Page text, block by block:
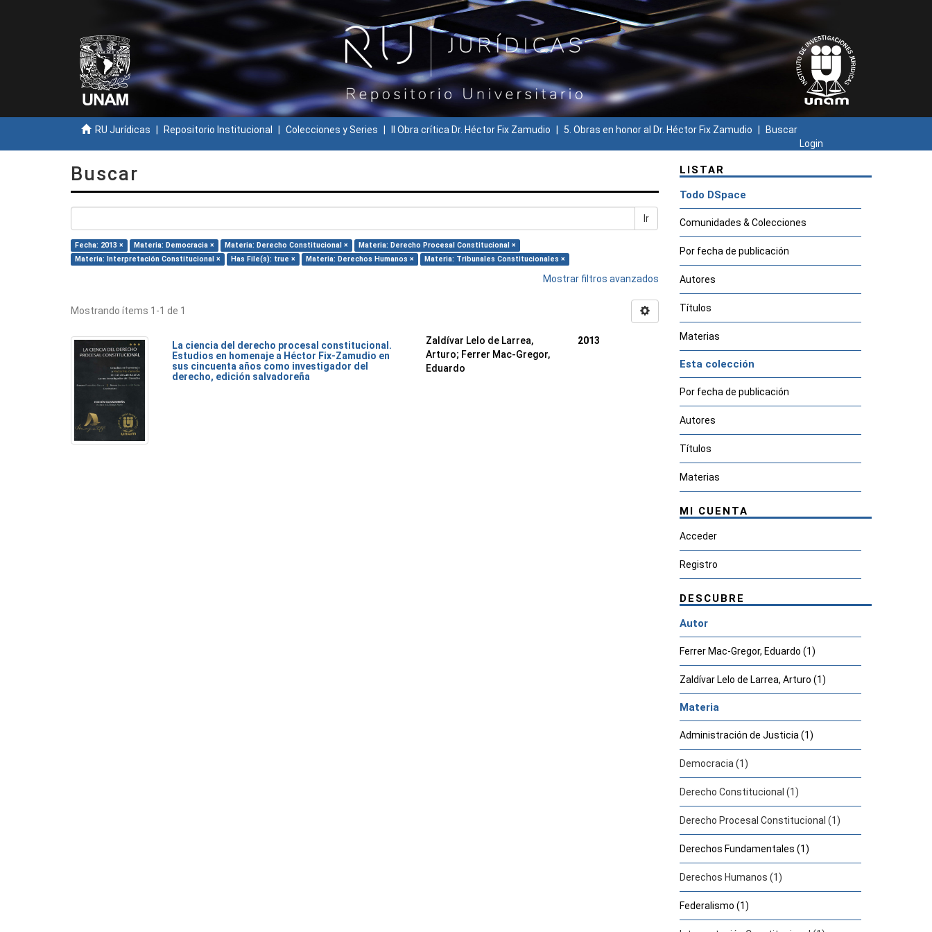
RU Jurídicas Repositorio Institucional Colecciones y Series II Obra crítica Dr. Héctor Fix Zamudio 5. Obras en honor al Dr. Héctor Fix Zamudio
Buscar
Login
Buscar
Ir
Fecha: 2013 × Materia: Democracia × Materia: Derecho Constitucional ×
Materia: Derecho Procesal Constitucional ×
Materia: Interpretación Constitucional ×
Has File(s): true × Materia: Derechos Humanos × Materia: Tribunales Constitucionales ×
Mostrar filtros avanzados
Mostrando ítems 1-1 de 1
La ciencia del derecho procesal constitucional.
Estudios en homenaje a Héctor Fix-Zamudio en
sus cincuenta años como investigador del
derecho, edición salvadoreña
Zaldívar Lelo de Larrea,
Arturo; Ferrer Mac-Gregor,
Eduardo
2013
LISTAR
Todo DSpace
Comunidades & Colecciones
Por fecha de publicación
Autores
Títulos
Materias
Esta colección
Por fecha de publicación
Autores
Títulos
Materias
MI CUENTA
Acceder
Registro
DESCUBRE
Autor
Ferrer Mac-Gregor, Eduardo (1)
Zaldívar Lelo de Larrea, Arturo (1)
Materia
Administración de Justicia (1)
Democracia (1)
Derecho Constitucional (1)
Derecho Procesal Constitucional (1)
Derechos Fundamentales (1)
Derechos Humanos (1)
Federalismo (1)